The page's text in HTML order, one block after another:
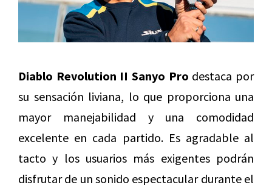
Diablo Revolution II Sanyo Pro destaca por
su sensación liviana, lo que proporciona una
mayor manejabilidad y una comodidad
excelente en cada partido. Es agradable al
tacto y los usuarios más exigentes podrán
disfrutar de un sonido espectacular durante el